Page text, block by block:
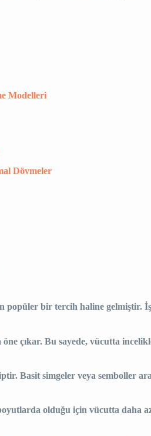
Modelleri
Dövmeler
popüler bir tercih haline gelmiştir.
çıkar. Bu sayede, vücutta
Basit simgeler veya semboller
olduğu için vücutta daha